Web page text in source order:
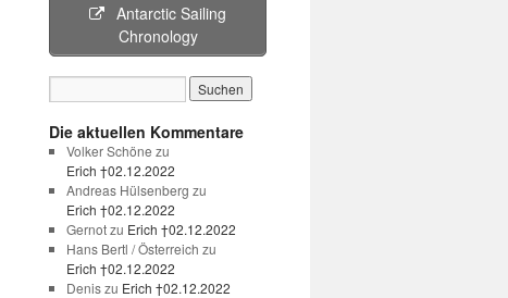
Antarctic Sailing
Chronology
Die aktuellen Kommentare
Volker Schöne zu
Erich †02.12.2022
Andreas Hülsenberg zu
Erich †02.12.2022
Gernotzu Erich †02.12.2022
Hans Bertl / Österreich zu
Erich †02.12.2022
Deniszu Erich †02.12.2022